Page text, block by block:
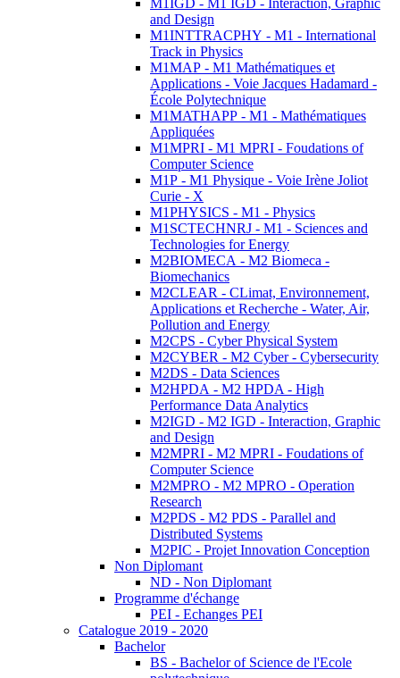
M1IGD - M1 IGD - Interaction, Graphic
and Design
M1INTTRACPHY - M1 - International
Track in Physics
M1MAP - M1 Mathématiques et
Applications - Voie Jacques Hadamard -
École Polytechnique
M1MATHAPP - M1 - Mathématiques
Appliquées
M1MPRI - M1 MPRI - Foudations of
Computer Science
M1P - M1 Physique - Voie Irène Joliot
Curie - X
M1PHYSICS - M1 - Physics
M1SCTECHNRJ - M1 - Sciences and
Technologies for Energy
M2BIOMECA - M2 Biomeca -
Biomechanics
M2CLEAR - CLimat, Environnement,
Applications et Recherche - Water, Air,
Pollution and Energy
M2CPS - Cyber Physical System
M2CYBER - M2 Cyber - Cybersecurity
M2DS - Data Sciences
M2HPDA - M2 HPDA - High
Performance Data Analytics
M2IGD - M2 IGD - Interaction, Graphic
and Design
M2MPRI - M2 MPRI - Foudations of
Computer Science
M2MPRO - M2 MPRO - Operation
Research
M2PDS - M2 PDS - Parallel and
Distributed Systems
M2PIC - Projet Innovation Conception
Non Diplomant
ND - Non Diplomant
Programme d'échange
PEI - Echanges PEI
Catalogue 2019 - 2020
Bachelor
BS - Bachelor of Science de l'Ecole